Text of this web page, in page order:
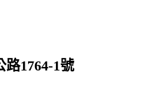
1764-1號